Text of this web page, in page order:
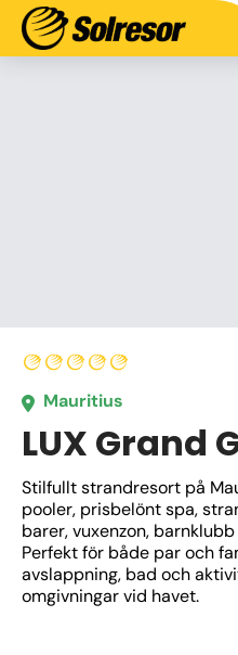
Mauritius
LUX Grand
Stilfullt strandresort på
pooler, prisbelönt spa,
barer, vuxenzon,
Perfekt för både par och
avslappning, bad och
omgivningar vid havet.